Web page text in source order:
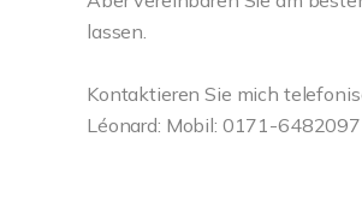
lassen.
Kontaktieren Sie mich
Léonard: Mobil: 0171-